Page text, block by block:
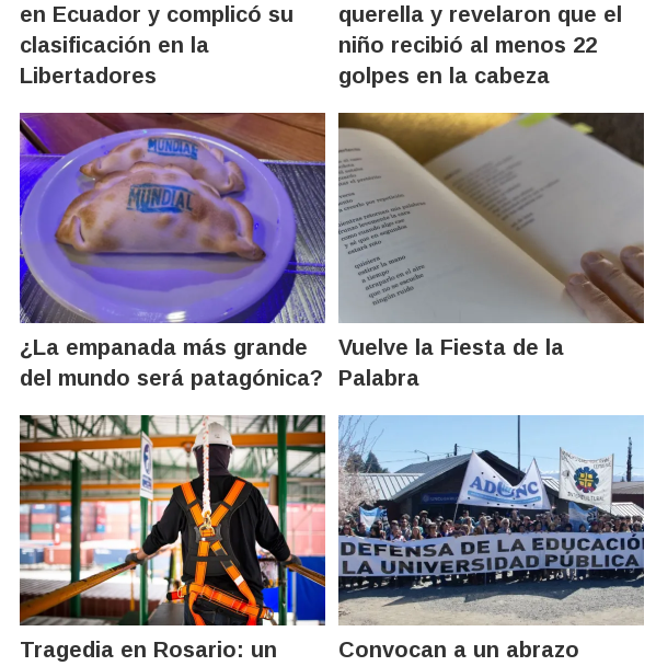
en Ecuador y complicó su
clasificación en la
Libertadores
querella y revelaron que el
niño recibió al menos 22
golpes en la cabeza
¿La empanada más grande
del mundo será patagónica?
Vuelve la Fiesta de la
Palabra
Tragedia en Rosario: un
Convocan a un abrazo